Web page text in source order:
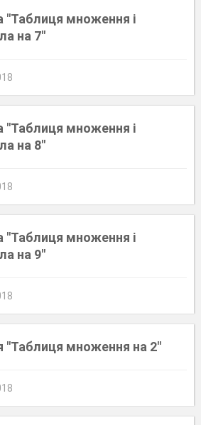
"Таблиця множення і
на 7"
"Таблиця множення і
на 8"
"Таблиця множення і
на 9"
"Таблиця множення на 2"